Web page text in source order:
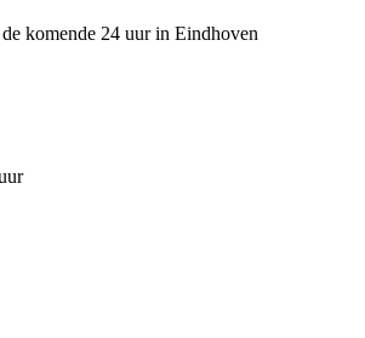
komende 24 uur in Eindhoven